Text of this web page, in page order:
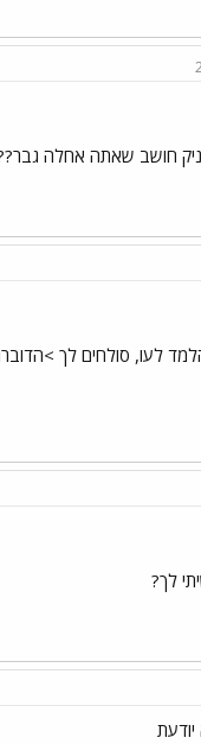
חושב שאתה אחלה
לעו, סולחים לך
לך?